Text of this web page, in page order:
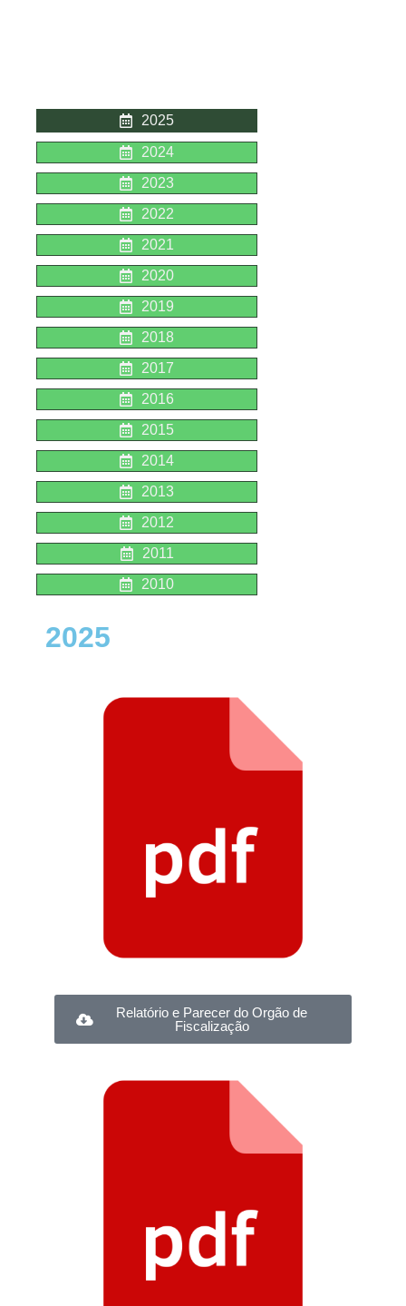
2025
2024
2023
2022
2021
2020
2019
2018
2017
2016
2015
2014
2013
2012
2011
2010
2025
Relatório e Parecer do Orgão de
Fiscalização